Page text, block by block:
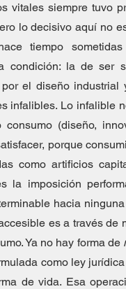
vitales siempre tuvo
lo decisivo aquí no
tiempo
condición: la de
el diseño
infalibles. Lo infalible
consumo (diseño,
porque
como artificios
la imposición
hacia
es a través
Ya no hay forma de
como ley
de vida. Esa